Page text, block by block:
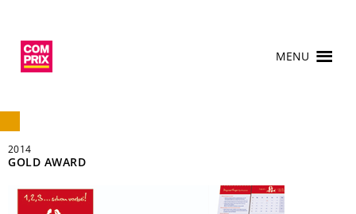
MENU
2014
GOLD AWARD